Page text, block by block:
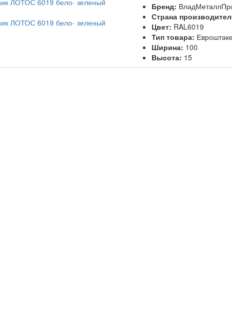
Бренд:
Страна
Цвет: RAL6019
Тип товара:
Ширина: 100
Высота: 15